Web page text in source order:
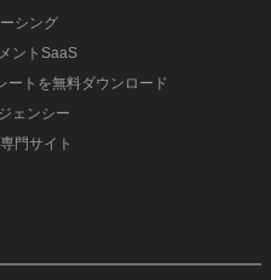
シング
ントSaaS
ートを無料ダウンロード
ェンシー
門サイト